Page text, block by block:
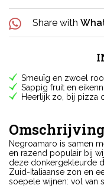
Share with
Smeuïg en zwoel
Sappig fruit en
Heerlijk zo, bij pizza
Omschrijving
Negroamaro is samen
en razend populair bij
deze donkergekleurde
Zuid-Italiaanse zon en
soepele wijnen: vol van